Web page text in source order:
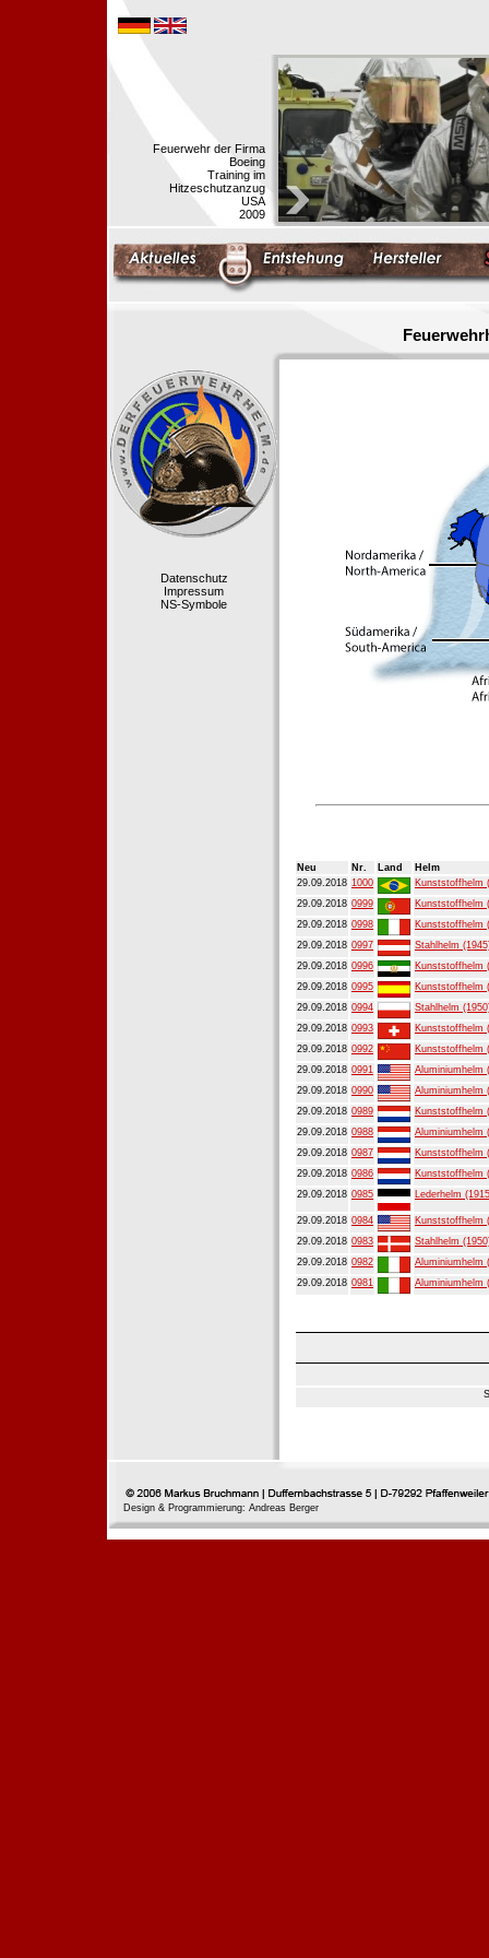
Feuerwehr der Firma
Boeing
Training im
Hitzeschutzanzug
USA
2009
Datenschutz
Impressum
NS-Symbole
Neu Nr. Land
Helm
29.09.2018 1000
Kunststoffhelm
29.09.2018 0999
Kunststoffhelm
29.09.2018 0998
Kunststoffhelm
29.09.2018 0997
Stahlhelm
29.09.2018 0996
Kunststoffhelm
29.09.2018 0995
Kunststoffhelm
29.09.2018 0994
Stahlhelm
29.09.2018 0993
Kunststoffhelm
29.09.2018 0992
Kunststoffhelm
29.09.2018 0991
Aluminiumhelm
29.09.2018 0990
Aluminiumhelm
29.09.2018 0989
Kunststoffhelm
29.09.2018 0988
Aluminiumhelm
29.09.2018 0987
Kunststoffhelm
29.09.2018 0986
Kunststoffhelm
29.09.2018 0985 Lederhelm
29.09.2018 0984
Kunststoffhelm
29.09.2018 0983
Stahlhelm
29.09.2018 0982
Aluminiumhelm
29.09.2018 0981 Aluminiumhelm
Design & Programmierung: Andreas Berger